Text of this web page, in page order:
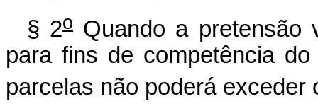
§ 2oQuando a pretensão
para fins de competência
parcelas não poderá exceder